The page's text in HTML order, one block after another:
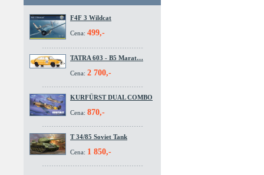
F4F 3 Wildcat
Cena: 499,-
TATRA 603 - B5 Marat…
Cena: 2 700,-
KURFÜRST DUAL COMBO
Cena: 870,-
T 34/85 Soviet Tank
Cena: 1 850,-